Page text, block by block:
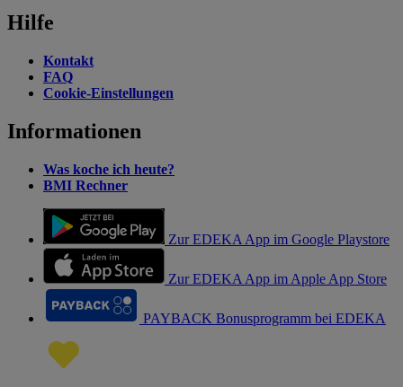
Hilfe
Kontakt
FAQ
Cookie-Einstellungen
Informationen
Was koche ich heute?
BMI Rechner
Zur EDEKA App im Google Playstore
Zur EDEKA App im Apple App Store
PAYBACK Bonusprogramm bei EDEKA